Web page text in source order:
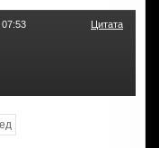
Цитата